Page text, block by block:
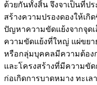
ด้วยกันทั้งสิ้น จึงจาเป็นที่ป
สร้างความปรองดองให้เ
ปัญหาความขัดแย้งจากจุด
ความขัดแย้งที่ใหญ่ แผ่ขยา
หรือกลุ่มบุคคลมีความต้อง
และโครงสร้างที่มีความขั
ก่อเกิดการบาดหมาง ทะเ